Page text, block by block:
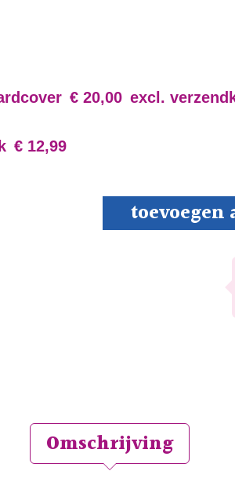
€ 20,00 excl.
€ 12,99
Verbinding
Zonder
Wifi
toevoegen
Omschrijving